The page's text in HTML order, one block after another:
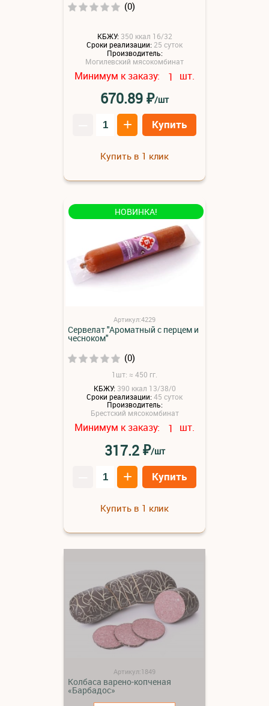
(0)
КБЖУ: 350 ккал 16/32
Сроки реализации: 25 суток
Производитель:
Могилевский мясокомбинат
Минимум к заказу: 1 шт.
670.89₽/шт
+ Купить
Купить в 1 клик
НОВИНКА!
Артикул:4229
Сервелат "Ароматный с перцем и
чесноком"
(0)
1шт: ≈ 450 гг.
КБЖУ: 390 ккал 13/38/0
Сроки реализации:45 суток
Производитель:
Брестский мясокомбинат
Минимум к заказу: 1 шт.
317.2₽/шт
+ Купить
Купить в 1 клик
Артикул:1849
Колбаса варено-копченая
«Барбадос»